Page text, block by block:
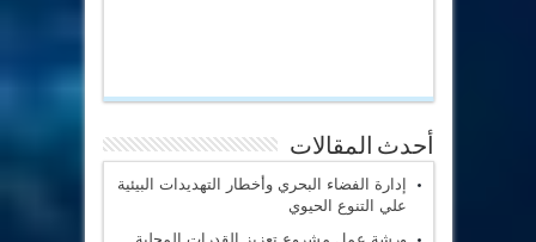
أحدث المقالات
إدارة الفضاء البحري وأخطار التهديدات البيئية
علي التنوع الحيوي